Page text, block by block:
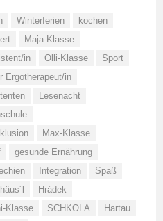
Winterferien
kochen
Maja-Klasse
in
Olli-Klasse
Sport
Ergotherapeut/in
Lesenacht
Max-Klasse
gesunde Ernährung
Integration
Spaß
Hrádek
Klasse SCHKOLA
Hartau